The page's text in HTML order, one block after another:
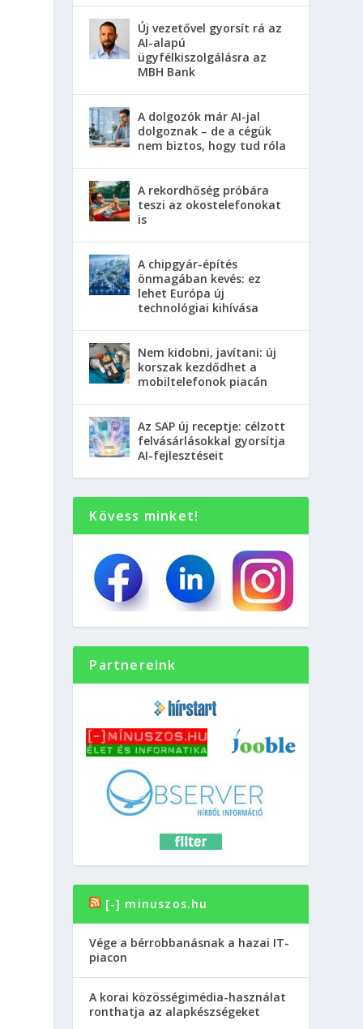
Új vezetővel gyorsít rá az
AI-alapú
ügyfélkiszolgálásra az
MBH Bank
A dolgozók már AI-jal
dolgoznak – de a cégük
nem biztos, hogy tud róla
A rekordhőség próbára
teszi az okostelefonokat
is
A chipgyár-építés
önmagában kevés: ez
lehet Európa új
technológiai kihívása
Nem kidobni, javítani: új
korszak kezdődhet a
mobiltelefonok piacán
Az SAP új receptje: célzott
felvásárlásokkal gyorsítja
AI-fejlesztéseit
Kövess minket!
Partnereink
[-] minuszos.hu
Vége a bérrobbanásnak a hazai IT-
piacon
A korai közösségimédia-használat
ronthatja az alapkészségeket